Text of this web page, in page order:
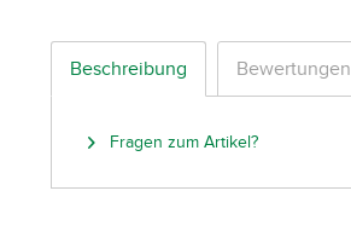
Beschreibung Bewertungen
Fragen zum Artikel?